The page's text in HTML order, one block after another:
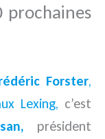
prochaines
Forster,
Lexing, c’est
,
président